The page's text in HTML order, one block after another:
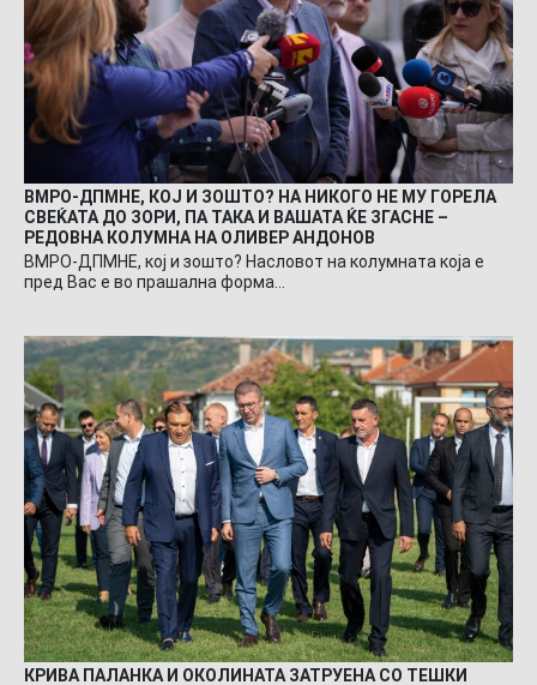
ВМРО-ДПМНЕ, КОЈ И ЗОШТО? НА НИКОГО НЕ МУ ГОРЕЛА
СВЕЌАТА ДО ЗОРИ, ПА ТАКА И ВАШАТА ЌЕ ЗГАСНЕ –
РЕДОВНА КОЛУМНА НА ОЛИВЕР АНДОНОВ
ВМРО-ДПМНЕ, кој и зошто? Насловот на колумната која е
пред Вас е во прашална форма…
КРИВА ПАЛАНКА И ОКОЛИНАТА ЗАТРУЕНА СО ТЕШКИ